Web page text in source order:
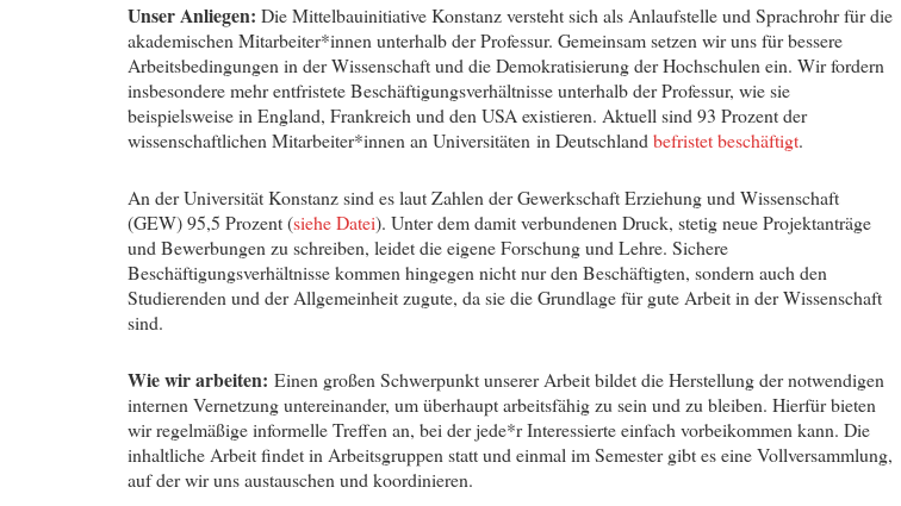
Unser Anliegen: Die Mittelbauinitiative Konstanz versteht sich als Anlaufstelle und Sprachrohr für die
akademischen Mitarbeiter*innen unterhalb der Professur. Gemeinsam setzen wir uns für bessere
Arbeitsbedingungen in der Wissenschaft und die Demokratisierung der Hochschulen ein. Wir fordern
insbesondere mehr entfristete Beschäftigungsverhältnisse unterhalb der Professur, wie sie
beispielsweise in England, Frankreich und den USA existieren. Aktuell sind 93 Prozent der
wissenschaftlichen Mitarbeiter*innen an Universitäten in Deutschland befristet beschäftigt.
An der Universität Konstanz sind es laut Zahlen der Gewerkschaft Erziehung und Wissenschaft
(GEW) 95,5 Prozent (siehe Datei). Unter dem damit verbundenen Druck, stetig neue Projektanträge
und Bewerbungen zu schreiben, leidet die eigene Forschung und Lehre. Sichere
Beschäftigungsverhältnisse kommen hingegen nicht nur den Beschäftigten, sondern auch den
Studierenden und der Allgemeinheit zugute, da sie die Grundlage für gute Arbeit in der Wissenschaft
sind.
Wie wir arbeiten: Einen großen Schwerpunkt unserer Arbeit bildet die Herstellung der notwendigen
internen Vernetzung untereinander, um überhaupt arbeitsfähig zu sein und zu bleiben. Hierfür bieten
wir regelmäßige informelle Treffen an, bei der jede*r Interessierte einfach vorbeikommen kann. Die
inhaltliche Arbeit findet in Arbeitsgruppen statt und einmal im Semester gibt es eine Vollversammlung,
auf der wir uns austauschen und koordinieren.